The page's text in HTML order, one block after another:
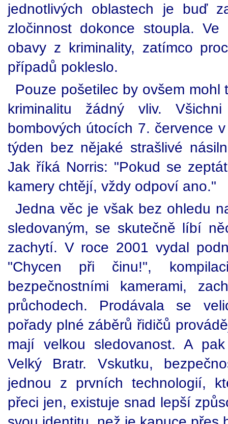
jednotlivých oblastech je buď
zločinnost dokonce stoupla.
obavy z kriminality, zatímco
případů pokleslo.
Pouze pošetilec by ovšem
kriminalitu žádný vliv.
bombových útocích 7. července
týden bez nějaké strašlivé
Jak říká Norris: "Pokud se
kamery chtějí, vždy odpoví ano."
Jedna věc je však bez ohledu
sledovaným, se skutečně líbí
zachytí. V roce 2001 vydal
"Chycen při činu!",
bezpečnostními kamerami,
průchodech. Prodávala se
pořady plné záběrů řidičů
mají velkou sledovanost. A
Velký Bratr. Vskutku,
jednou z prvních technologií,
přeci jen, existuje snad lepší